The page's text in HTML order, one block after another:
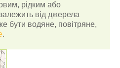
рідким або
від джерела
бути водяне, повітряне,
.